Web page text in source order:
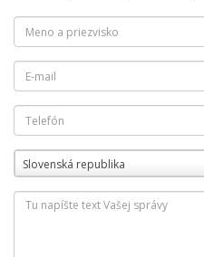
Slovenská republika